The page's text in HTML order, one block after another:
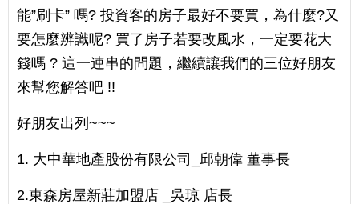
能”刷卡” 嗎? 投資客的房子最好不要買，為什麼?又
要怎麼辨識呢? 買了房子若要改風水，一定要花大
錢嗎 ? 這一連串的問題，繼續讓我們的三位好朋友
來幫您解答吧 !!
好朋友出列~~~
1. 大中華地產股份有限公司_邱朝偉 董事長
2.東森房屋新莊加盟店 _吳琼 店長